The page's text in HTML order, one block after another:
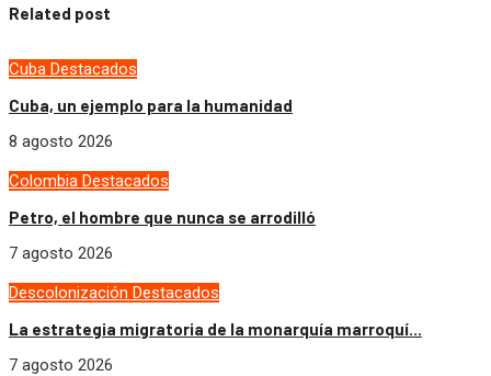
Related post
Cuba Destacados
Cuba, un ejemplo para la humanidad
8 agosto 2026
Colombia Destacados
Petro, el hombre que nunca se arrodilló
7 agosto 2026
Descolonización Destacados
La estrategia migratoria de la monarquía marroquí...
7 agosto 2026